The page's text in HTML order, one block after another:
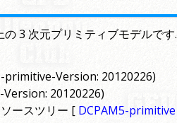
3 次元プリミティブモデルです.
primitive-Version: 20120226)
20120226)
ースツリー [ DCPAM5-primitive